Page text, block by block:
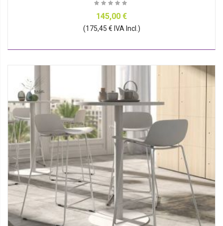
145,00 €
(175,45 € IVA Incl.)